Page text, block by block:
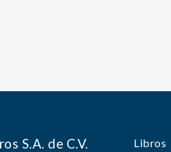
S.A. de C.V. Libros